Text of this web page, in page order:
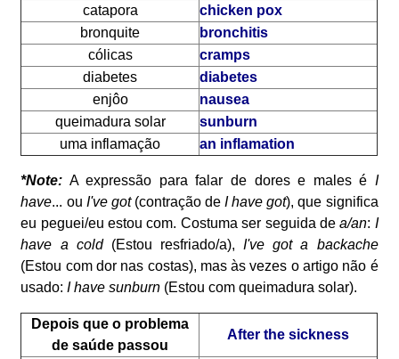
catapora
chicken pox
bronquite
bronchitis
cólicas
cramps
diabetes
diabetes
enjôo
nausea
queimadura solar
sunburn
uma inflamação
an inflamation
*Note: A expressão para falar de dores e males é I
have... ou I've got(contração deI have got), que significa
eu peguei/eu estou com. Costuma ser seguida dea/an: I
have a cold (Estou resfriado/a),I've got a backache
(Estou com dor nas costas), mas às vezes o artigo não é
usado:I have sunburn (Estou com queimadura solar).
Depois que o problema
de saúde passou
After the sickness